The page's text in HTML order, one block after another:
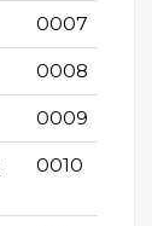
0007
0008
0009
0010